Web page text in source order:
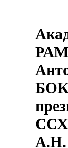
А.Н.